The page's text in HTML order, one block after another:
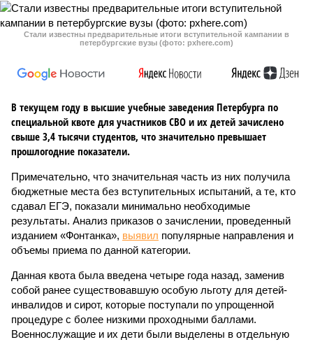
Стали известны предварительные итоги вступительной кампании в
петербургские вузы (фото: pxhere.com)
В текущем году в высшие учебные заведения Петербурга по
специальной квоте для участников СВО и их детей зачислено
свыше 3,4 тысячи студентов, что значительно превышает
прошлогодние показатели.
Примечательно, что значительная часть из них получила
бюджетные места без вступительных испытаний, а те, кто
сдавал ЕГЭ, показали минимально необходимые
результаты. Анализ приказов о зачислении, проведенный
изданием «Фонтанка», выявил популярные направления и
объемы приема по данной категории.
Данная квота была введена четыре года назад, заменив
собой ранее существовавшую особую льготу для детей-
инвалидов и сирот, которые поступали по упрощенной
процедуре с более низкими проходными баллами.
Военнослужащие и их дети были выделены в отдельную